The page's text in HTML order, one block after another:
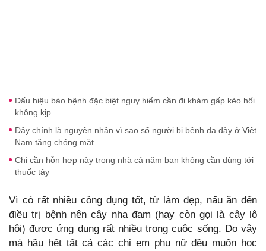
Dấu hiệu báo bệnh đặc biệt nguy hiểm cần đi khám gấp kẻo hối
không kịp
Đây chính là nguyên nhân vì sao số người bị bệnh dạ dày ở Việt
Nam tăng chóng mặt
Chỉ cần hỗn hợp này trong nhà cả năm bạn không cần dùng tới
thuốc tây
Vì có rất nhiều công dụng tốt, từ làm đẹp, nấu ăn đến
điều trị bệnh nên cây nha đam (hay còn gọi là cây lô
hội) được ứng dụng rất nhiều trong cuộc sống. Do vậy
mà hầu hết tất cả các chị em phụ nữ đều muốn học